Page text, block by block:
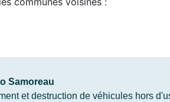
Samoreau
et destruction de véhicules hors